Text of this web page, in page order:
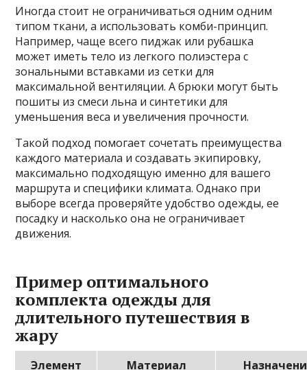
Иногда стоит не ограничиваться одним одним
типом ткани, а использовать комби-принцип.
Например, чаще всего пиджак или рубашка
может иметь тело из легкого полиэстера с
зональными вставками из сетки для
максимальной вентиляции. А брюки могут быть
пошиты из смеси льна и синтетики для
уменьшения веса и увеличения прочности.
Такой подход помогает сочетать преимущества
каждого материала и создавать экипировку,
максимально подходящую именно для вашего
маршрута и специфики климата. Однако при
выборе всегда проверяйте удобство одежды, ее
посадку и насколько она не ограничивает
движения.
Пример оптимального
комплекта одежды для
длительного путешествия в
жару
Элемент
Материал